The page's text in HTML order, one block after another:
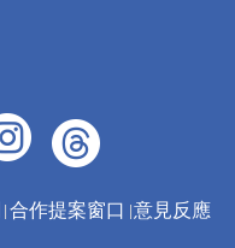
合作提案窗口 意見反應